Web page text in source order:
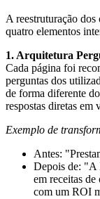
A reestruturação
quatro elementos
1. Arquitetura
Cada página foi
perguntas dos
de forma diferente
respostas diretas em
Exemplo de
Antes:
Depois de: "A
em receitas
com um ROI